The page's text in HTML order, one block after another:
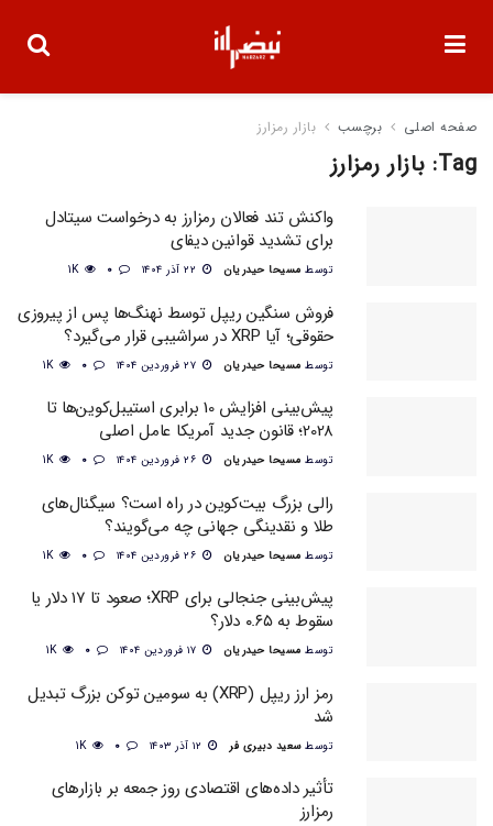
صفحه اصلی برچسب بازار رمزارز
Tag: بازار رمزارز
واکنش تند فعالان رمزارز به درخواست سیتادل
برای تشدید قوانین دیفای
توسط مسیحا حیدریان 1K
فروش سنگین ریپل توسط نهنگ‌ها پس از پیروزی
حقوقی؛ آیا XRP در سراشیبی قرار می‌گیرد؟
توسط مسیحا حیدریان 1K
پیش‌بینی افزایش 10 برابری استیبل‌کوین‌ها تا
2028؛ قانون جدید آمریکا عامل اصلی
توسط مسیحا حیدریان 1K
رالی بزرگ بیت‌کوین در راه است؟ سیگنال‌های
طلا و نقدینگی جهانی چه می‌گویند؟
توسط مسیحا حیدریان 1K
پیش‌بینی جنجالی برای XRP؛ صعود تا ۱۷ دلار یا
سقوط به ۰.۶۵ دلار؟
توسط مسیحا حیدریان 1K
رمز ارز ریپل (XRP) به سومین توکن بزرگ تبدیل
شد
توسط سعید دبیری فر 1K
تأثیر داده‌های اقتصادی روز جمعه بر بازارهای
رمزارز